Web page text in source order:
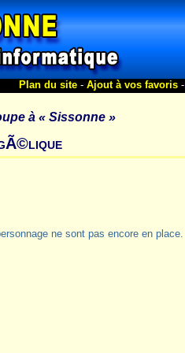
Plan du site- Ajout à vos favoris-
à « Sissonne »
ne sont pas encore en place.